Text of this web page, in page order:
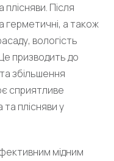
Після
герметичні, а також
вологість
призводить до
збільшення
сприятливе
плісняви у
мідним